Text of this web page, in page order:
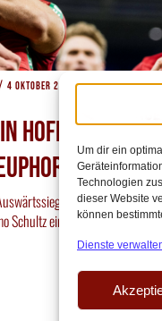
Um dir ein
Technologien
dieser Website
können
Dienste
4 Oktober 2025 // 14:56
Hoffenheim –
zurück: Beim 1:0-
Schultz eine[…]